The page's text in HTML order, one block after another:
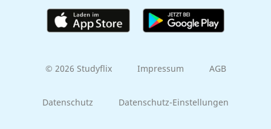
© 2026 Studyflix Impressum AGB
Datenschutz Datenschutz-Einstellungen